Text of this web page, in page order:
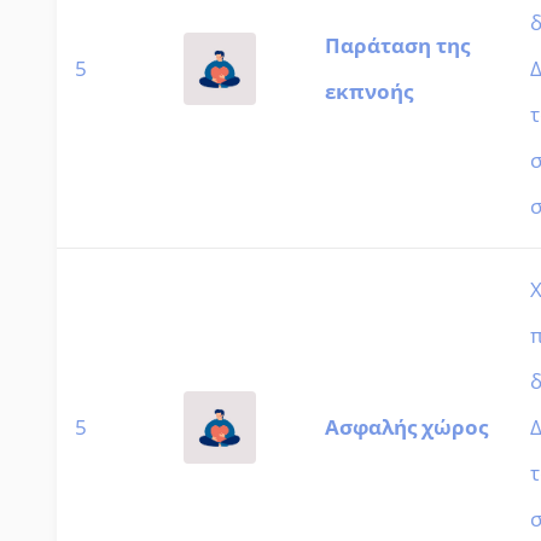
5
Παράταση της
εκπνοής
5 Ασφαλής χώρος